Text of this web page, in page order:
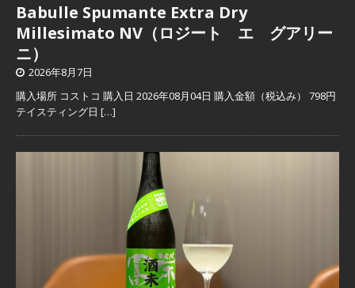
Babulle Spumante Extra Dry
Millesimato NV（ロジート エ グアリー
ニ）
2026年8月7日
購入場所 コストコ 購入日 2026年08月04日 購入金額（税込み） 798円
テイスティング日 […]